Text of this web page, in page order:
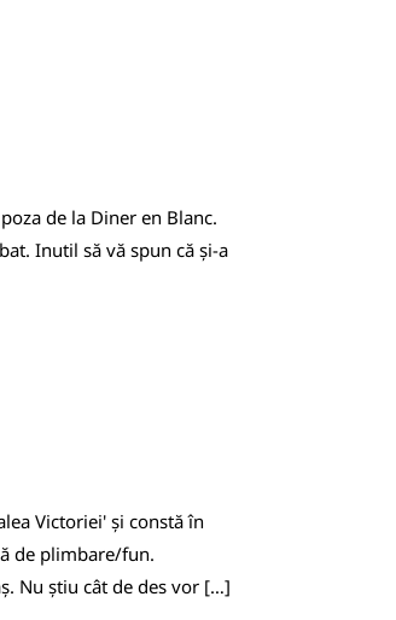
de la Diner en Blanc.
Inutil să vă spun că și-a
Victoriei' și constă în
de plimbare/fun.
Nu știu cât de des vor […]